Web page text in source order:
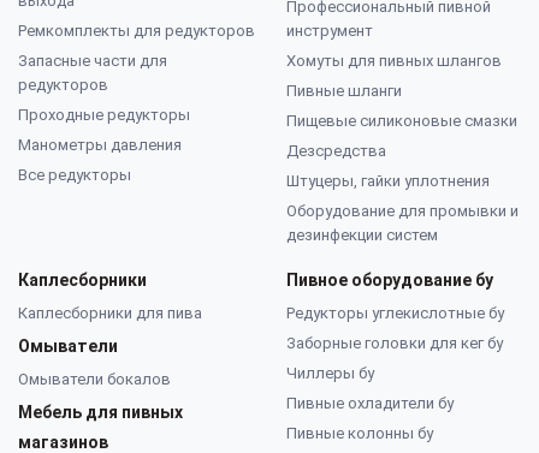
Ремкомплекты для редукторов
Запасные части для
редукторов
Проходные редукторы
Манометры давления
Все редукторы
Профессиональный пивной
инструмент
Хомуты для пивных шлангов
Пивные шланги
Пищевые силиконовые смазки
Дезсредства
Штуцеры, гайки уплотнения
Оборудование для промывки и
дезинфекции систем
Каплесборники
Каплесборники для пива
Омыватели
Омыватели бокалов
Мебель для пивных
магазинов
Пивное оборудование бу
Редукторы углекислотные бу
Заборные головки для кег бу
Чиллеры бу
Пивные охладители бу
Пивные колонны бу